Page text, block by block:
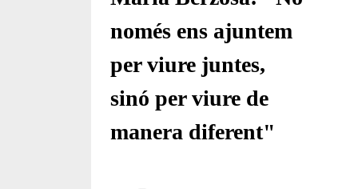
només ens ajuntem
per viure juntes,
sinó per viure de
manera diferent"